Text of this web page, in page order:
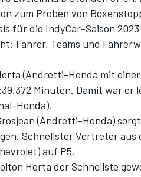
zum Proben von
für die IndyCar-Saison
Fahrer, Teams und
(Andretti-Honda mit
Minuten. Damit war er
Honda).
(Andretti-Honda)
Schnellster Vertreter
auf P5.
Herta der Schnellste